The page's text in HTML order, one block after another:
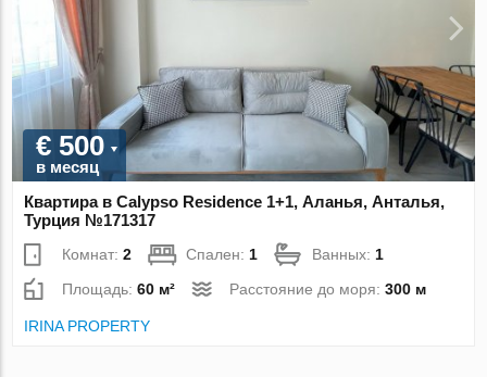
€ 500
в месяц
Квартира в Calypso Residence 1+1, Аланья, Анталья,
Турция №171317
Комнат:2 Спален: 1 Ванных: 1
Площадь:60 м² Расстояние до моря:300 м
IRINA PROPERTY